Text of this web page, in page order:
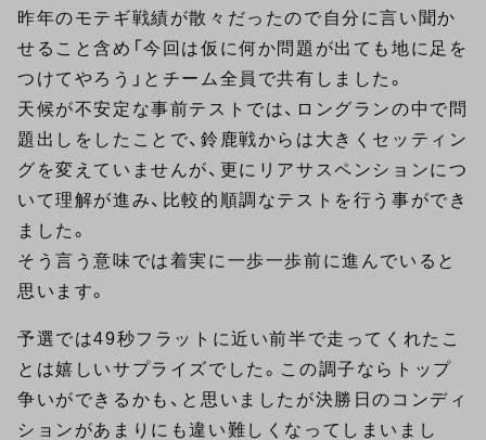
昨年のモテギ戦績が散々だったので自分に言い聞か
せること含め「今回は仮に何か問題が出ても地に足を
つけてやろう」とチーム全員で共有しました。
天候が不安定な事前テストでは、ロングランの中で問
題出しをしたことで、鈴鹿戦からは大きくセッティン
グを変えていませんが、更にリアサスペンションにつ
いて理解が進み、比較的順調なテストを行う事ができ
ました。
そう言う意味では着実に一歩一歩前に進んでいると
思います。
予選では49秒フラットに近い前半で走ってくれたこ
とは嬉しいサプライズでした。この調子ならトップ
争いができるかも、と思いましたが決勝日のコンディ
ションがあまりにも違い難しくなってしまいまし